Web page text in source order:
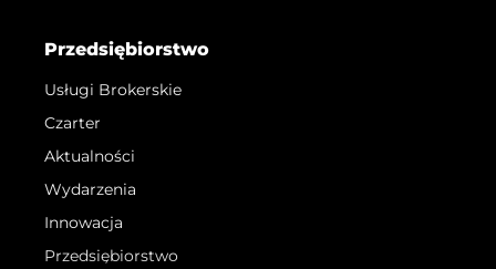
Przedsiębiorstwo
Usługi Brokerskie
Czarter
Aktualności
Wydarzenia
Innowacja
Przedsiębiorstwo